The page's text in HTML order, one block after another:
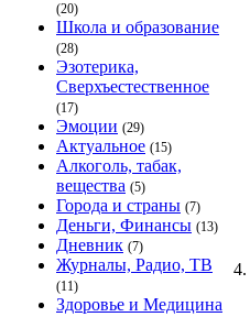
(20)
Школа и образование
(28)
Эзотерика,
Сверхъестественное
(17)
Эмоции (29)
Актуальное (15)
Алкоголь, табак,
вещества (5)
Города и страны (7)
Деньги, Финансы (13)
Дневник (7)
Журналы, Радио, ТВ
(11)
Здоровье и Медицина
4.